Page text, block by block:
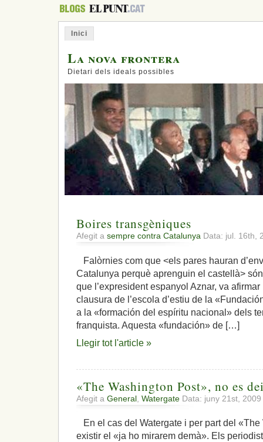
Inici
La nova frontera
Dietari dels ideals possibles
Boires transgèniques
Afegit a sempre contra Catalunya Data: jul. 16th,
Falòrnies com que <els pares hauran
Catalunya perquè aprenguin el castellà>
que l’expresident espanyol Aznar, va afirmar
clausura de l’escola d’estiu de la
a la «formación del espíritu nacional» dels
franquista. Aquesta «fundación» de […]
Llegir tot l'article »
«The Washington Post», no es
Afegit a General Watergate Data: juny 21st, 2009
En el cas del Watergate i per part del
existir el «ja ho mirarem demà». Els